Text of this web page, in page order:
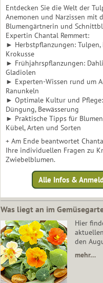
Entdecken Sie die Welt der
Anemonen und Narzissen mit
Blumengärtnerin und
Expertin Chantal Remmert:
► Herbstpflanzungen: Tulpen,
Krokusse
► Frühjahrspflanzungen:
Gladiolen
► Experten-Wissen rund um
Ranunkeln
► Optimale Kultur und
Düngung, Bewässerung
► Praktische Tipps für
Kübel, Arten und Sorten
+ Am Ende beantwortet
Ihre individuellen Fragen zu
Zwiebelblumen.
Alle Infos &
Was liegt an im
Hier
den
mehr…